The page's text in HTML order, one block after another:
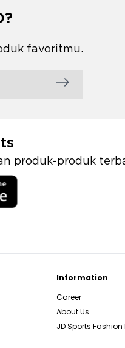
favoritmu.
produk-produk
Information
Career
About Us
JD Sports Fashion